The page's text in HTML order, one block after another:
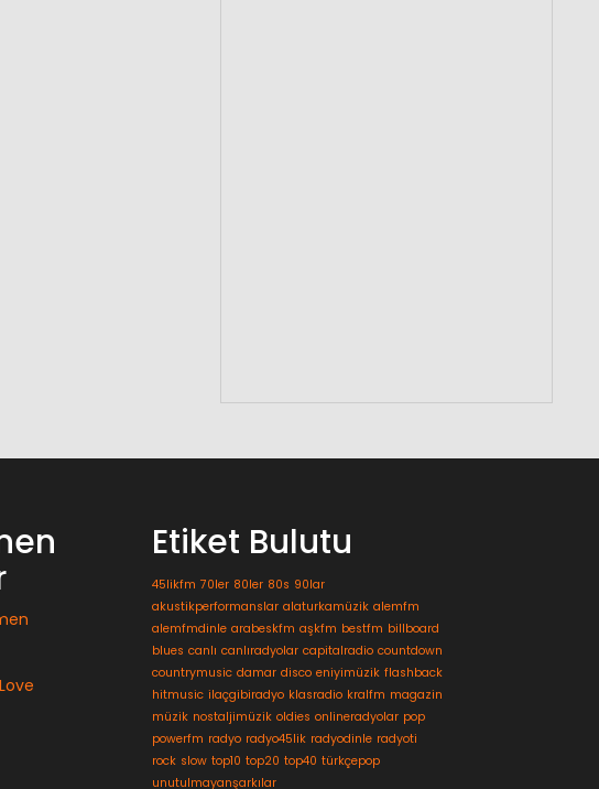
Etiket Bulutu
45likfm 70ler 80ler 80s 90lar
akustikperformanslar alaturkamüzik alemfm
alemfmdinle arabeskfm aşkfm bestfm billboard
blues canlı canlıradyolar capitalradio countdown
countrymusic damar disco eniyimüzik flashback
hitmusic ilaçgibiradyo klasradio kralfm magazin
müzik nostaljimüzik oldies onlineradyolar pop
powerfm radyo radyo45lik radyodinle radyoti
rock slow top10 top20 top40 türkçepop
unutulmayanşarkılar